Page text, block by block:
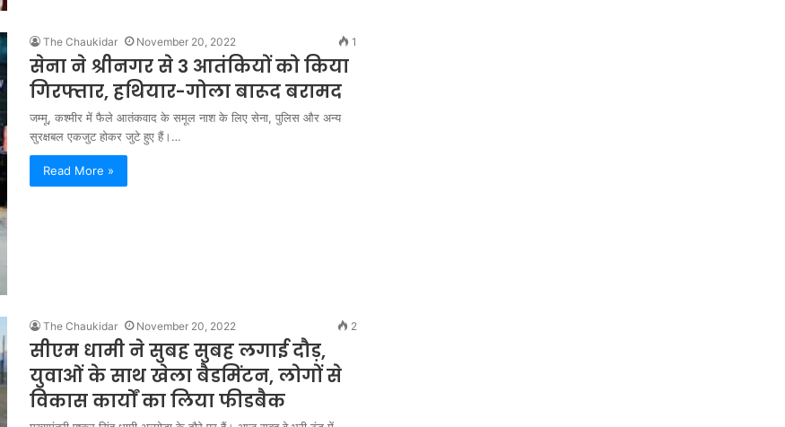
The Chaukidar November 20, 2022 1
सेना ने श्रीनगर से 3 आतंकियों को किया
गिरफ्तार, हथियार-गोला बारूद बरामद
जम्मू, कश्मीर में फैले आतंकवाद के समूल नाश के लिए सेना, पुलिस और अन्य
सुरक्षबल एकजुट होकर जुटे हुए हैं।…
Read More »
The Chaukidar November 20, 2022 2
सीएम धामी ने सुबह सुबह लगाई दौड़,
युवाओं के साथ खेला बैडमिंटन, लोगों से
विकास कार्यों का लिया फीडबैक